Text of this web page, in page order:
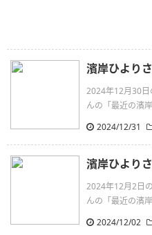
濱岸ひより
2024年12月30日
んの「最近の濱
2024/12/31
濱岸ひより
2024年12月2日
んの「最近の濱
2024/12/02